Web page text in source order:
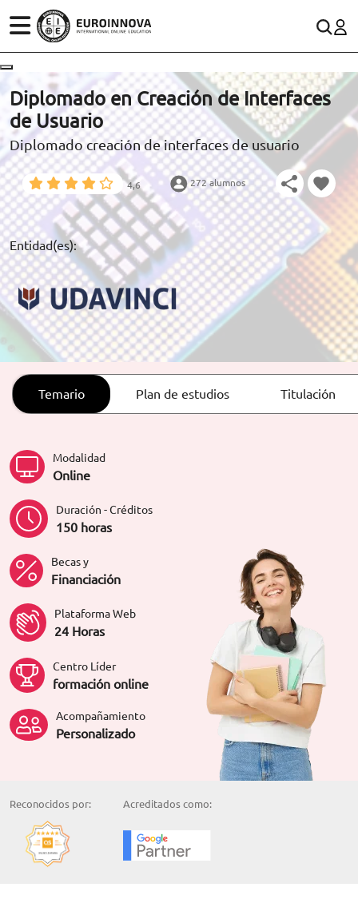
ÁREAS
ESTUDIOS
CONOCE EUROINNOVA
BECAS Y FINANCIACIÓN
RECURSOS EDUCATIVOS
ARTÍCULOS
CONTACTO ES
(+34)958 050 200 (gratuito en España)
900 831 200
formacion@euroinnova.com
TRABAJA CON NOSOTROS
Diplomado en Creación de Interfaces
de Usuario
Diplomado creación de interfaces de usuario
4,6 272 alumnos
Entidad(es):
Temario Plan de estudios Titulación
Modalidad
Online
Duración - Créditos
150 horas
Becas y
Financiación
Plataforma Web
24 Horas
Centro Líder
formación online
Acompañamiento
Personalizado
Reconocidos por: Acreditados como: